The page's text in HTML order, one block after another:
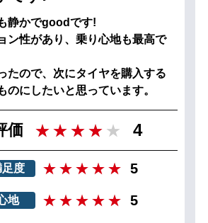
静かでgoodです!
ン性があり、乗り心地も最高で
たので、次にタイヤを購入する
のにしたいと思っています。
価 4
度 5
地 5